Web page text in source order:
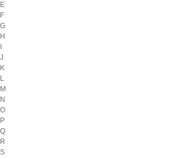
E
F
G
H
J
K
L
M
N
O
P
Q
R
S